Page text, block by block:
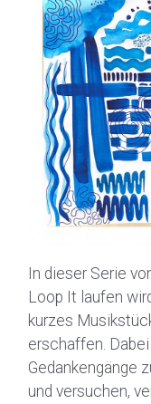
In dieser Serie
Loop It laufen
kurzes
erschaffen.
Gedankengänge
und versuchen,